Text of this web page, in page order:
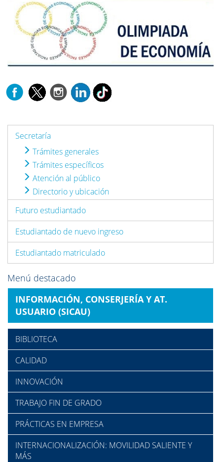
Secretaría
Trámites generales
Trámites específicos
Atención al público
Directorio y ubicación
Futuro estudiantado
Estudiantado de nuevo ingreso
Estudiantado matriculado
Menú destacado
INFORMACIÓN, CONSERJERÍA Y AT.
USUARIO (SICAU)
BIBLIOTECA
CALIDAD
INNOVACIÓN
TRABAJO FIN DE GRADO
PRÁCTICAS EN EMPRESA
INTERNACIONALIZACIÓN: MOVILIDAD SALIENTE Y
MÁS